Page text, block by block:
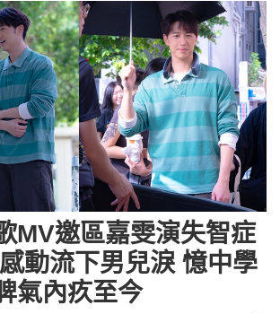
MV邀區嘉雯演失智症
動流下男兒淚 憶中學
氣內疚至今